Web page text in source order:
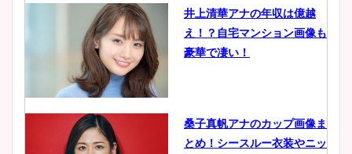
井上清華アナの年収は億越
え！？自宅マンション画像も
豪華で凄い！
桑子真帆アナのカップ画像ま
とめ！シースルー衣装やニッ